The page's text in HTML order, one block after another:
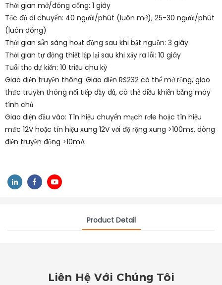
Thời gian mở/đóng cổng: 1 giây
Tốc độ di chuyển: 40 người/phút (luôn mở), 25-30 người/phút
(luôn đóng)
Thời gian sẵn sàng hoạt động sau khi bật nguồn: 3 giây
Thời gian tự động thiết lập lại sau khi xảy ra lỗi: 10 giây
Tuổi thọ dự kiến: 10 triệu chu kỳ
Giao diện truyền thông: Giao diện RS232 có thể mở rộng, giao
thức truyền thông nối tiếp đầy đủ, có thể điều khiển bằng máy
tính chủ
Giao diện đầu vào: Tín hiệu chuyển mạch rơle hoặc tín hiệu
mức 12V hoặc tín hiệu xung 12V với độ rộng xung >100ms, dòng
điện truyền động >10mA
Product Detail
Liên Hệ Với Chúng Tôi